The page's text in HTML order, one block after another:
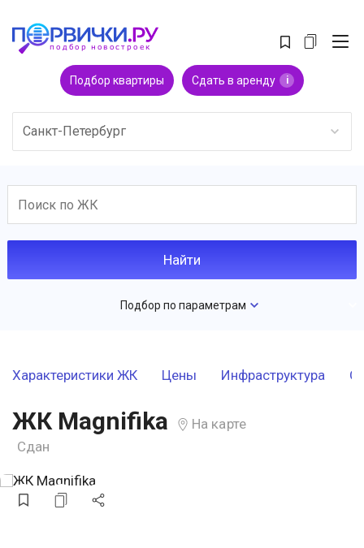
Подбор квартиры Сдать в аренду i
Санкт-Петербург
Подбор по параметрам
Характеристики ЖК Цены Инфраструктура
ЖК Magnifika
На карте
Сдан